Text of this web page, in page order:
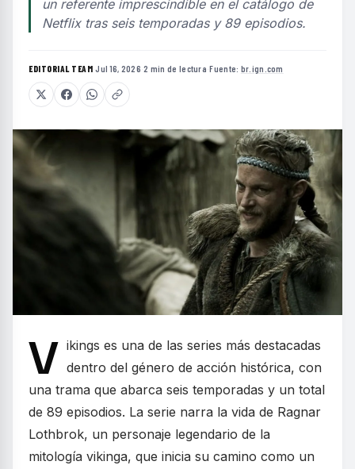
un referente imprescindible en el catálogo de
Netflix tras seis temporadas y 89 episodios.
EDITORIAL TEAM·Jul 16, 2026·2 min de lectura·Fuente: br.ign.com
V ikings es una de las series más destacadas
dentro del género de acción histórica, con
una trama que abarca seis temporadas y un total
de 89 episodios. La serie narra la vida de Ragnar
Lothbrok, un personaje legendario de la
mitología vikinga, que inicia su camino como un